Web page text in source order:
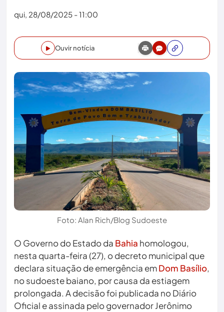
qui, 28/08/2025 - 11:00
Ouvir notícia
Foto: Alan Rich/Blog Sudoeste
O Governo do Estado da Bahia homologou,
nesta quarta-feira (27), o decreto municipal que
declara situação de emergência emDom Basílio,
no sudoeste baiano, por causa da estiagem
prolongada. A decisão foi publicada no Diário
Oficial e assinada pelo governador Jerônimo